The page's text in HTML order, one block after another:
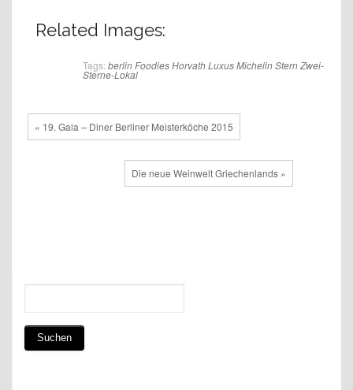
Related Images:
Tags: berlinFoodiesHorvathLuxusMichelin SternZwei-
Sterne-Lokal
« 19. Gala – Diner Berliner Meisterköche 2015
Die neue Weinwelt Griechenlands »